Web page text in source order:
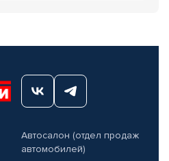
Автосалон (отдел продаж
автомобилей)